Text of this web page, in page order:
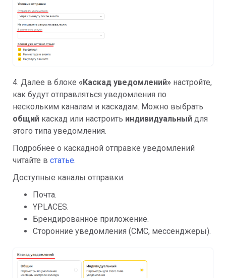
4. Далее в блоке «Каскад уведомлений» настройте,
как будут отправляться уведомления по
нескольким каналам и каскадам. Можно выбрать
общий каскад или настроить индивидуальный для
этого типа уведомления.
Подробнее о каскадной отправке уведомлений
читайте в статье.
Доступные каналы отправки:
Почта.
YPLACES.
Брендированное приложение.
Сторонние уведомления (СМС, мессенджеры).